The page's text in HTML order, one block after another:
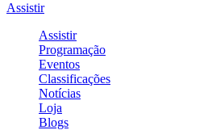
Assistir
Assistir
Programação
Eventos
Classificações
Notícias
Loja
Blogs